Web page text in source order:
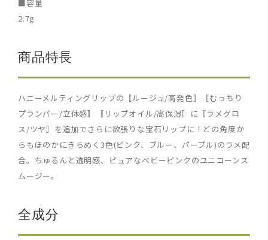
■容量
2.7g
商品特長
ハニーメルティングリップの〚ルージュ/高発色〛〚むっちり
プランパー/立体感〛〚リップオイル/高保湿〛に〚ラメグロ
ス/ツヤ〛を追加でさらに欲張りな宝石リップに！どの角度か
らもほのかにきらめく3色(ピンク、ブルー、パープル)のラメ配
合。ちゅるんと透明感、ピュアなベビーピンクのユニコーンス
ムージー。
全成分